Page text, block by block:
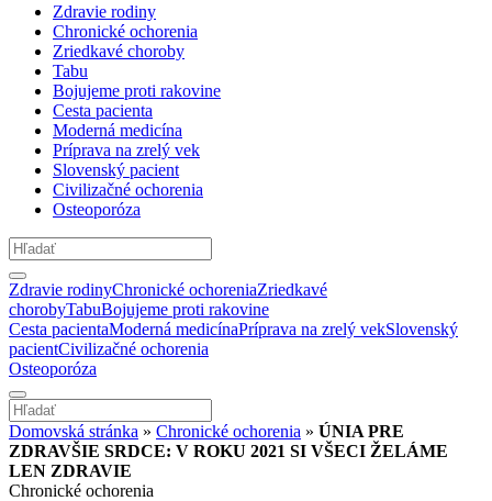
Zdravie rodiny
Chronické ochorenia
Zriedkavé choroby
Tabu
Bojujeme proti rakovine
Cesta pacienta
Moderná medicína
Príprava na zrelý vek
Slovenský pacient
Civilizačné ochorenia
Osteoporóza
Zdravie rodinyChronické ochoreniaZriedkavé
chorobyTabuBojujeme proti rakovine
Cesta pacientaModerná medicínaPríprava na zrelý vekSlovenský
pacientCivilizačné ochorenia
Osteoporóza
Domovská stránka » Chronické ochorenia » ÚNIA PRE
ZDRAVŠIE SRDCE: V ROKU 2021 SI VŠECI ŽELÁME
LEN ZDRAVIE
Chronické ochorenia